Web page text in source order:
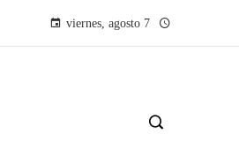
viernes, agosto 7